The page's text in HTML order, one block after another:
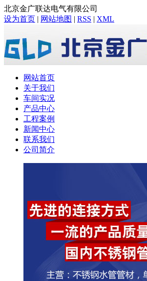
北京金广联达电气有限公司
设为首页 | 网站地图 | RSS | XML
网站首页
关于我们
车间实况
产品中心
工程案例
新闻中心
联系我们
公司简介